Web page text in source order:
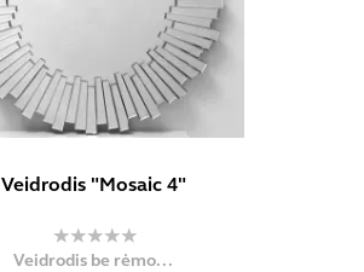
Veidrodis "Mosaic 4"
Veidrodis be rėmo...